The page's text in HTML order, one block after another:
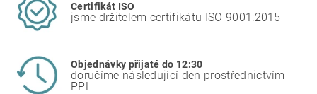
Certifikát ISO
jsme držitelem certifikátu ISO 9001:2015
Objednávky přijaté do 12:30
doručíme následující den prostřednictvím
PPL